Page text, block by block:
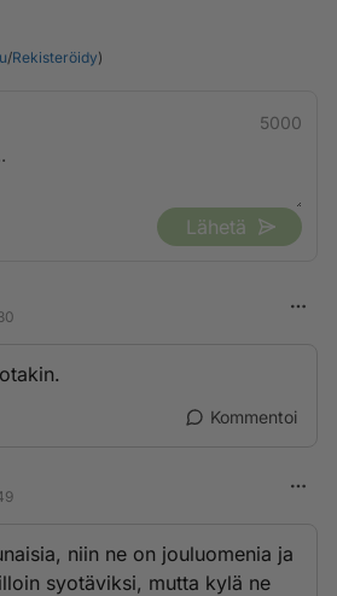
/Rekisteröidy)
5000
Lähetä
Kommentoi
niin ne on jouluomenia ja
syotäviksi, mutta kylä ne